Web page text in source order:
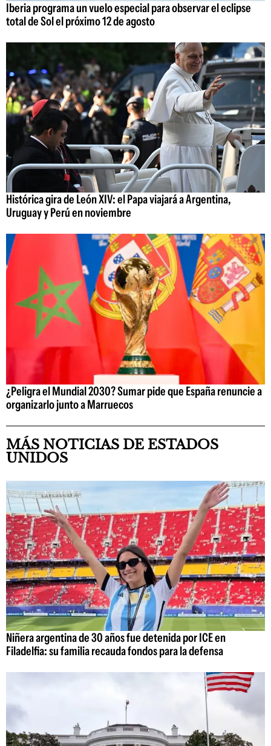
Iberia programa un vuelo especial para observar el eclipse
total de Sol el próximo 12 de agosto
Histórica gira de León XIV: el Papa viajará a Argentina,
Uruguay y Perú en noviembre
¿Peligra el Mundial 2030? Sumar pide que España renuncie a
organizarlo junto a Marruecos
MÁS NOTICIAS DE ESTADOS
UNIDOS
Niñera argentina de 30 años fue detenida por ICE en
Filadelfia: su familia recauda fondos para la defensa